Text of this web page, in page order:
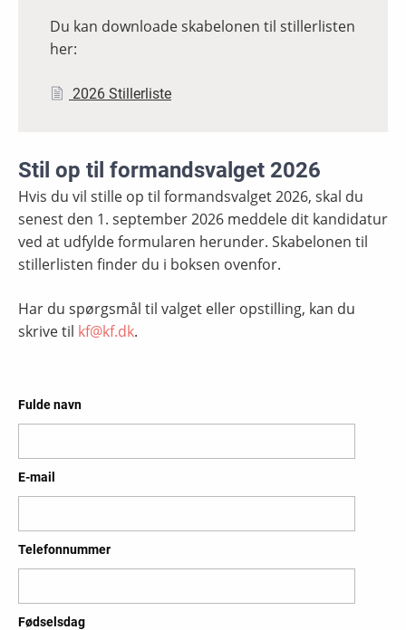
Du kan downloade skabelonen til stillerlisten
her:
2026 Stillerliste
Stil op til formandsvalget 2026
Hvis du vil stille op til formandsvalget 2026, skal du
senest den 1. september 2026 meddele dit kandidatur
ved at udfylde formularen herunder. Skabelonen til
stillerlisten finder du i boksen ovenfor.
Har du spørgsmål til valget eller opstilling, kan du
skrive til kf@kf.dk.
Fulde navn
E-mail
Telefonnummer
Fødselsdag